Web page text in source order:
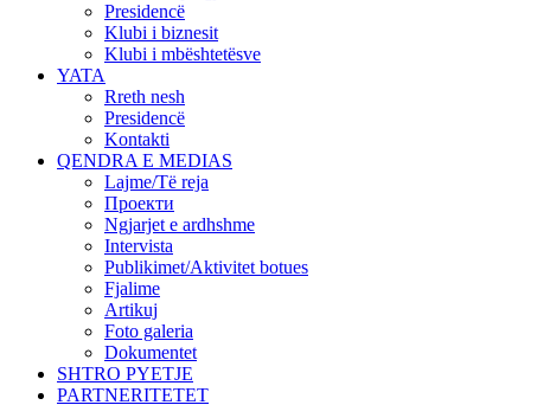
Presidencë
Klubi i biznesit
Klubi i mbështetësve
YATA
Rreth nesh
Presidencë
Kontakti
QENDRA E MEDIAS
Lajme/Të reja
Проекти
Ngjarjet e ardhshme
Intervista
Publikimet/Aktivitet botues
Fjalime
Artikuj
Foto galeria
Dokumentet
SHTRO PYETJE
PARTNERITETET